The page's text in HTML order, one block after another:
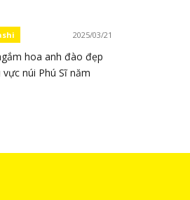
2025/03/21
hoa anh đào đẹp
núi Phú Sĩ năm